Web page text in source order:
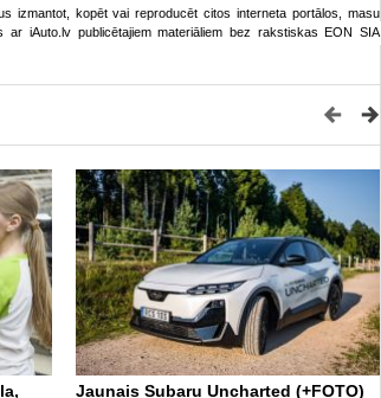
izmantot, kopēt vai reproducēt citos interneta portālos, masu
iAuto.lv publicētajiem materiāliem bez rakstiskas EON SIA
Jaunais Subaru Uncharted (+FOTO)